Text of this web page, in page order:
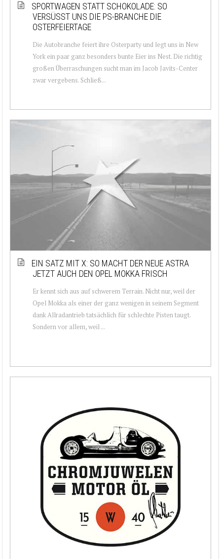
SPORTWAGEN STATT SCHOKOLADE: SO
VERSÜSST UNS DIE PS-BRANCHE DIE O
STERFEIERTAGE
Die Autobranche feiert ihre Osterparty und legt uns in New
York ein paar ganz besonders bunte Eier ins Nest. Die richtig
großen Überraschungen sucht man im Jacob Javits-Center
zwar vergebens. Schließ...
EIN SATZ MIT X: SO MACHT DER NEUE ASTRA
JETZT AUCH DEN OPEL MOKKA FRISCH
Er kennt sich aus auf schwerem Terrain. Nicht nur, weil der
Opel Mokka als einer der ganz wenigen in seinem Segment
dank Allradantrieb tatsächlich für schlechte Pisten taugt.
Sondern vor allem, weil ...